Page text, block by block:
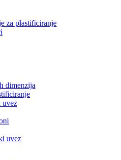
za plastificiranje
dimenzija
uvez
uvez